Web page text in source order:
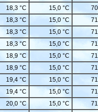
18,3 °C 15,0 °C
18,3 °C 15,0 °C
18,3 °C 15,0 °C
18,3 °C 15,0 °C
18,9 °C 15,0 °C
18,9 °C 15,0 °C
19,4 °C 15,0 °C
19,4 °C 15,0 °C
20,0 °C 15,0 °C